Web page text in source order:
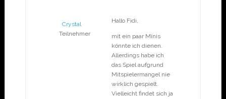
Crystal
Teilnehmer
Hallo Fidi,
mit ein paar Minis
könnte ich dienen.
Allerdings habe ich
das Spiel aufgrund
Mitspielermangel nie
wirklich gespielt.
Vielleicht findet sich ja